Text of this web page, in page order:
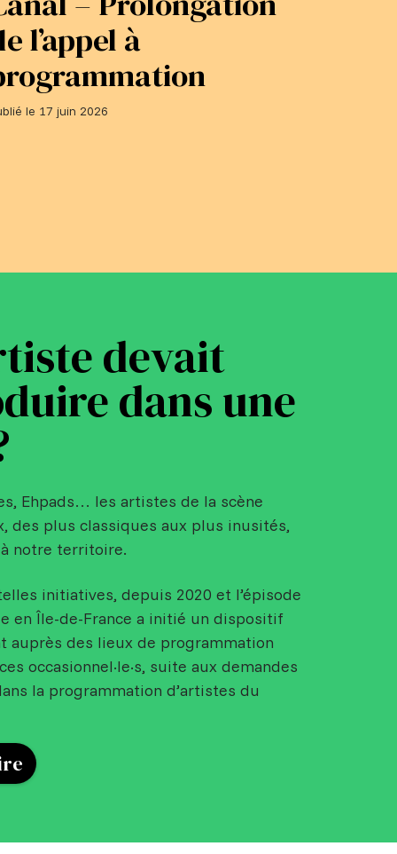
l’appel à
le 17 juin 2026
devait
dans une
Ehpads… les artistes de la scène
plus classiques aux plus inusités,
notre territoire.
initiatives, depuis 2020 et l’épisode
en Île-de-France a initié un dispositif
auprès des lieux de programmation
occasionnel·le·s, suite aux demandes
la programmation d’artistes du